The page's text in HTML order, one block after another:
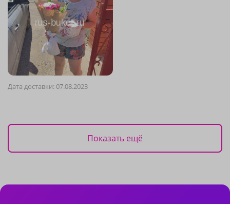
Дата доставки: 07.08.2023
Показать ещё